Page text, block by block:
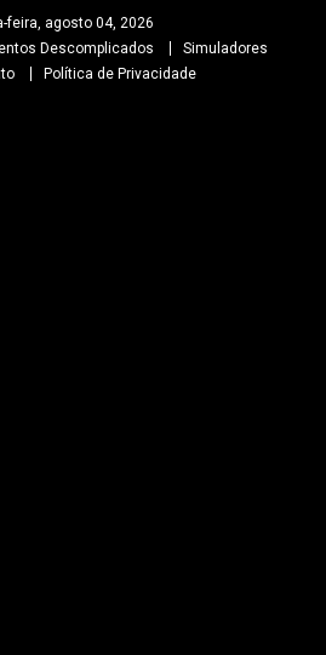
feira, agosto 04, 2026
Descomplicados
Simuladores
Política de Privacidade